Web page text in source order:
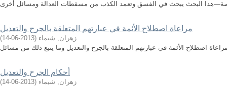
مراعاة اصطلاح الأئمة في عبارتهم المتعلقة بالجرح والتعديل
زهران, شيماء (
2013-06-14
)
أحكام الجرح والتعديل
زهران, شيماء (
2013-06-14
)